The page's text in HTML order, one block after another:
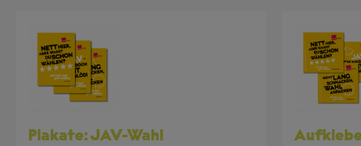
Plakate: JAV-Wahl